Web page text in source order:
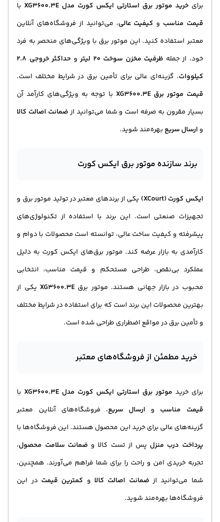
برایخرید موتور برق استارتی ایکس کورت مدل XG3600.3E
با
قیمت مناسب و کیفیت عالی، می‌توانید از فروشگاه‌های آنلاین
معتبر استفاده کنید. این موتور برق با ویژگی‌های منحصر به فرد
خود، از جمله ظرفیت مخزن سوخت 20 لیتر و
حداکثر خروجی 2.8
کیلووات، گزینه‌ای عالی برای تأمین برق در شرایط مختلف است.
قیمت موتور برق XG3600.3E
با توجه به ویژگی‌های کارآمد آن
بسیار مقرون به صرفه است و شما می‌توانید ازضمانت اصالت کالا
و ارسال سریع بهره‌مند شوید.
برند سازنده موتور برق ایکس کورت
ایکس کورت (XCourt)
یکی از برندهای معتبر در تولید موتور برق و
تجهیزات صنعتی است. این برند با استفاده از تکنولوژی‌های
پیشرفته و کیفیت ساخت عالی، توانسته است محصولات با دوام و
کارآمدی به بازار عرضه کند. موتور برق‌های ایکس کورت به دلیل
عملکرد بی‌نقص، طراحی مستحکم و قیمت مناسب، انتخابی
محبوب در بازار جهانی هستند. موتور برق XG3600.3E یکی از
بهترین محصولات این برند است که برای استفاده در شرایط مختلف
و تأمین برق در مواقع اضطراری طراحی شده است.
خرید مطمئن از فروشگاه‌های معتبر
برای خرید موتور برق استارتی ایکس کورت مدل XG3600.3E
با
قیمت مناسب و ارسال سریع، فروشگاه‌های آنلاین معتبر
گزینه‌های عالی برای خرید این محصول هستند. این فروشگاه‌ها با
پرداخت درب منزل پس از تست کالا و ضمانت سلامت محصول،
تجربه خریدی امن و راحت را برای شما فراهم می‌آورند. همچنین،
شما می‌توانید از ضمانت اصالت کالا و کمترین قیمت در این
فروشگاه‌ها بهره‌مند شوید.